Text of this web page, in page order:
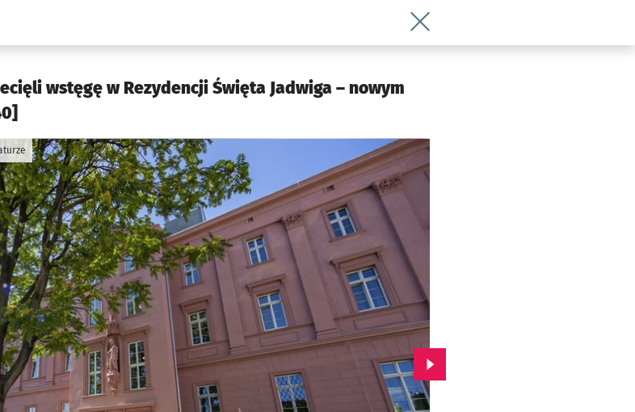
mieszkańca
Wróć do artykułu Seniorzy i goście
wstęgę w Rezydencji Święta Jadwiga – nowym
Przejdź do kolejnego zdjęcia.